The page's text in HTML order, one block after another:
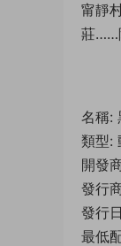
甯靜
莊……
名稱:
類型:
開發
發行
發行
最低